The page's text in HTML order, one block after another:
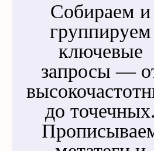
Собираем и
группируем
ключевые
запросы —
до точечных.